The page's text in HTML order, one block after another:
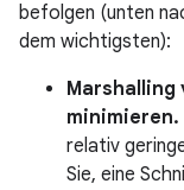
befolgen (unten
dem wichtigsten):
Marshalling
minimieren.
relativ
Sie, eine